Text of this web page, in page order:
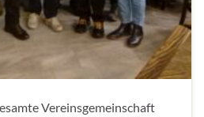
Vereinsgemeinschaft